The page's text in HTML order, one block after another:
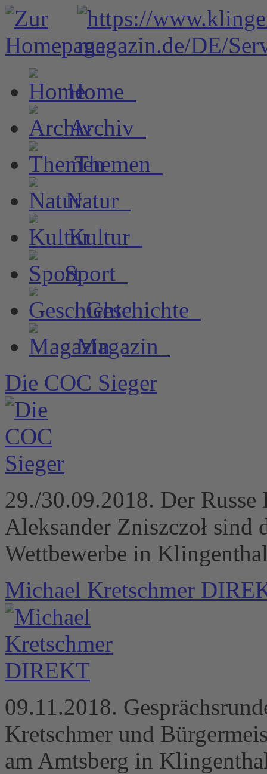
Home
Archiv
Themen
Natur
Kultur
Sport
Geschichte
Magazin
Die COC Sieger
29./30.09.2018. Der
Aleksander Zniszczoł sind
Wettbewerbe in
Michael Kretschmer
09.11.2018.
Kretschmer und
am Amtsberg in